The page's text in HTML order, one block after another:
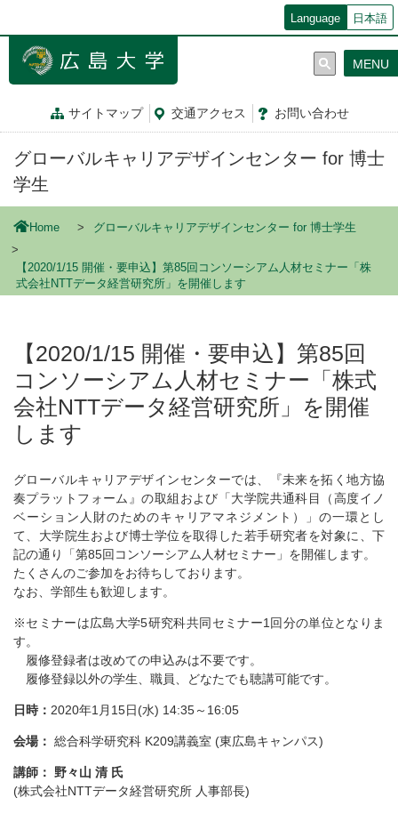
ン
Language 日本語
サイトマップ 交通アクセス お問い合わせ
MENU
グローバルキャリアデザインセンター for 博士
学生
Home グローバルキャリアデザインセンター for 博士学生
【2020/1/15 開催・要申込】第85回コンソーシアム人材セミナー「株
式会社NTTデータ経営研究所」を開催します
【2020/1/15 開催・要申込】第85回
コンソーシアム人材セミナー「株式
会社NTTデータ経営研究所」を開催
します
グローバルキャリアデザインセンターでは、『未来を拓く地方協
奏プラットフォーム』の取組および「大学院共通科目（高度イノ
ベーション人財のためのキャリアマネジメント）」の一環とし
て、大学院生および博士学位を取得した若手研究者を対象に、下
記の通り「第85回コンソーシアム人材セミナー」を開催します。
たくさんのご参加をお待ちしております。
なお、学部生も歓迎します。
※セミナーは広島大学5研究科共同セミナー1回分の単位となりま
す。
履修登録者は改めての申込みは不要です。
履修登録以外の学生、職員、どなたでも聴講可能です。
日時： 2020年1月15日(水) 14:35～16:05
会場： 総合科学研究科 K209講義室 (東広島キャンパス)
講師： 野々山 清 氏
(株式会社NTTデータ経営研究所 人事部長)